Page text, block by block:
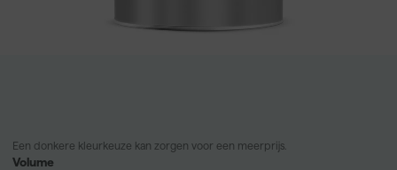
Een donkere kleurkeuze kan zorgen voor een meerprijs.
Volume